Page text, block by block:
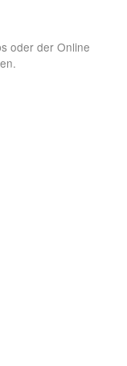
oder der Online